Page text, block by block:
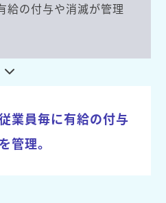
給の付与や消滅が管理
業員毎に有給の付与
管理。